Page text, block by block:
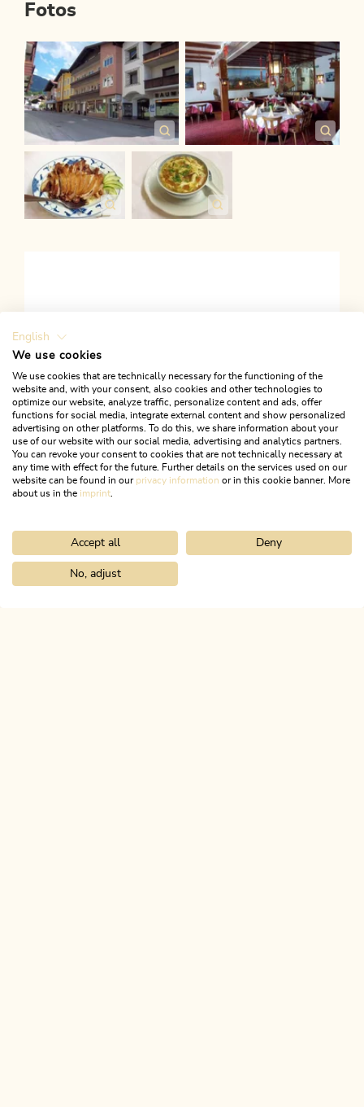
Fotos
ALLE COOKIES AKTIVIEREN
Linktipps
Entdecke das Alpbachtal
English
We use cookies
We use cookies that are technically necessary for the functioning of the
website and, with your consent, also cookies and other technologies to
optimize our website, analyze traffic, personalize content and ads, offer
functions for social media, integrate external content and show personalized
advertising on other platforms. To do this, we share information about your
use of our website with our social media, advertising and analytics partners.
You can revoke your consent to cookies that are not technically necessary at
any time with effect for the future. Further details on the services used on our
website can be found in our privacy information or in this cookie banner. More
about us in the imprint
Accept all Deny
No, adjust